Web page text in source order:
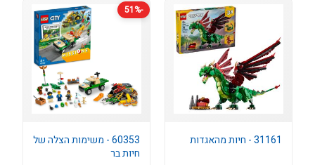
31161 - חיות מהאגדות
-51%
60353 - משימות הצלה של
חיות בר